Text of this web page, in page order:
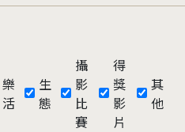
樂
活
生
態
攝
影
比
賽
得
獎
影
片
其
他